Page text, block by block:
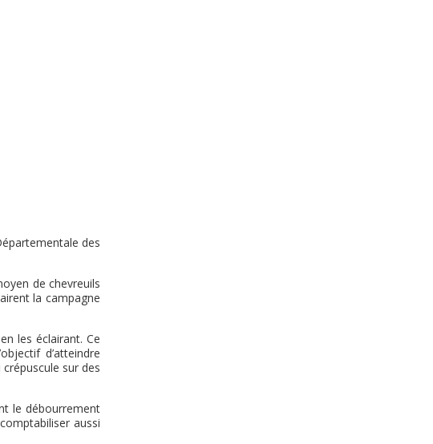
des
de chevreuils
la campagne
les éclairant. Ce
d’atteindre
sur des
le débourrement
aussi